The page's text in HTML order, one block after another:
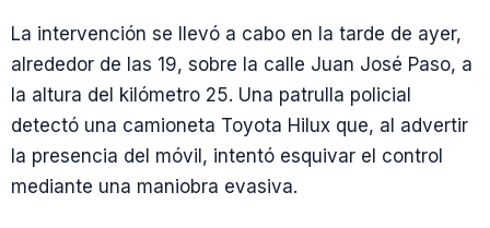
La intervención se llevó a cabo en la tarde de ayer,
alrededor de las 19, sobre la calle Juan José Paso, a
la altura del kilómetro 25. Una patrulla policial
detectó una camioneta Toyota Hilux que, al advertir
la presencia del móvil, intentó esquivar el control
mediante una maniobra evasiva.